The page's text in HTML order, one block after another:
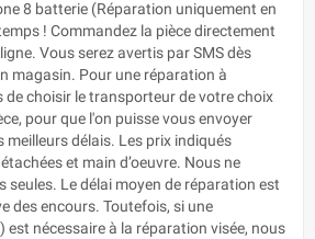
8 batterie (Réparation uniquement en
! Commandez la pièce directement
Vous serez avertis par SMS dès
magasin. Pour une réparation à
de choisir le transporteur de votre choix
pour que l'on puisse vous envoyer
meilleurs délais. Les prix indiqués
et main d’oeuvre. Nous ne
seules. Le délai moyen de réparation est
des encours. Toutefois, si une
est nécessaire à la réparation visée, nous